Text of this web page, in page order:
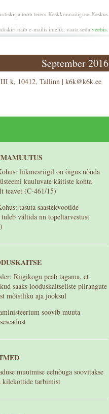
toob teieni Keskkonnaõiguse Keskus
näib e-mailis imelik, vaata seda veebis.
September 2016
k, 10412, Tallinn | k6k@k6k.ee
liikmesriigil on õigus nõuda
kuuluvate käitiste kohta
teavet (C-461/15)
tasuta saastekvootide
vältida nn topeltarvestust
Riigikogu peab tagama, et
saaks looduskaitseliste piirangute
mõistliku aja jooksul
soovib muuta
muutmise eelnõuga soovitakse
kilekottide tarbimist